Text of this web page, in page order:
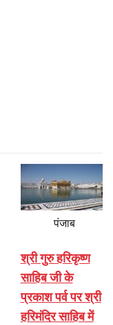
पंजाब
श्री गुरु हरिकृष्ण
साहिब जी के
प्रकाश पर्व पर श्री
हरिमंदिर साहिब में